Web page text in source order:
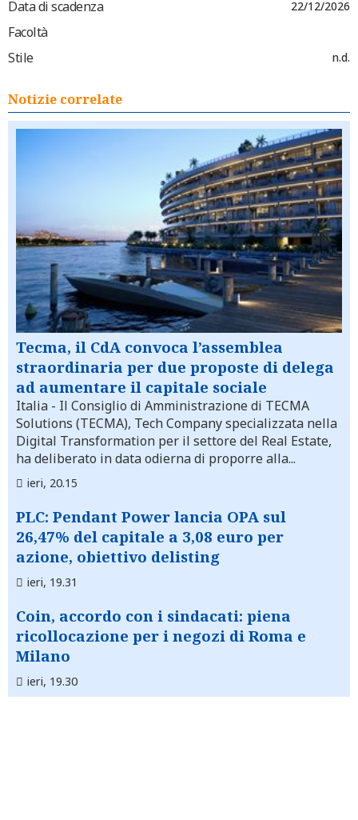
Data di scadenza 22/12/2026
Facoltà
Stile
n.d.
Notizie correlate
Tecma, il CdA convoca l’assemblea
straordinaria per due proposte di delega
ad aumentare il capitale sociale
Italia - Il Consiglio di Amministrazione di TECMA
Solutions (TECMA), Tech Company specializzata nella
Digital Transformation per il settore del Real Estate,
ha deliberato in data odierna di proporre alla...
ieri, 20.15
PLC: Pendant Power lancia OPA sul
26,47% del capitale a 3,08 euro per
azione, obiettivo delisting
ieri, 19.31
Coin, accordo con i sindacati: piena
ricollocazione per i negozi di Roma e
Milano
ieri, 19.30